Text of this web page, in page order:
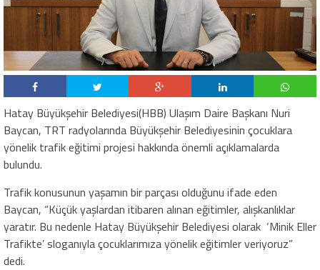
Hatay Büyükşehir Belediyesi(HBB) Ulaşım Daire Başkanı Nuri
Baycan, TRT radyolarında Büyükşehir Belediyesinin çocuklara
yönelik trafik eğitimi projesi hakkında önemli açıklamalarda
bulundu.
Trafik konusunun yaşamın bir parçası olduğunu ifade eden
Baycan, “Küçük yaşlardan itibaren alınan eğitimler, alışkanlıklar
yaratır. Bu nedenle Hatay Büyükşehir Belediyesi olarak ‘Minik Eller
Trafikte’ sloganıyla çocuklarımıza yönelik eğitimler veriyoruz”
dedi.